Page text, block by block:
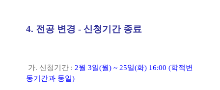
4. 전공 변경 - 신청기간 종료
가. 신청기간 : 2월 3일(월) ~ 25일(화) 16:00 (학적변
동기간과 동일)